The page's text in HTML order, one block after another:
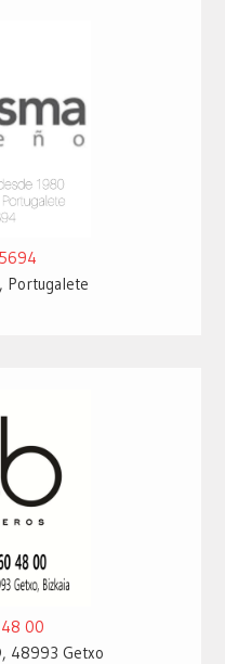
Portugalete
00
48993 Getxo